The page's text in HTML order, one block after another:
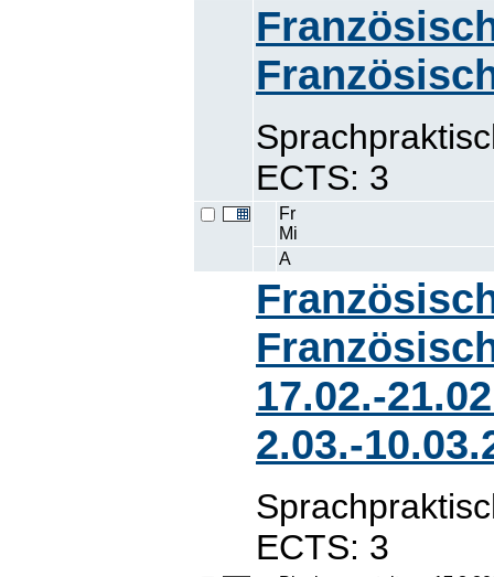
ECTS: 3
Fr
Mi
A
17.02.-
2.03.-
ECTS: 3